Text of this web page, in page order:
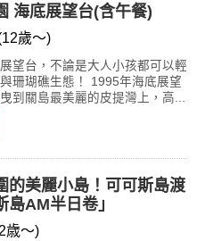
海底展望台(含午餐)
歲～)
望台，不論是大人小孩都可以輕
珊瑚礁生態！ 1995年海底展望
到關島最美麗的皮提灣上，高...
的美麗小島！可可斯島渡
島AM半日卷」
歳～)